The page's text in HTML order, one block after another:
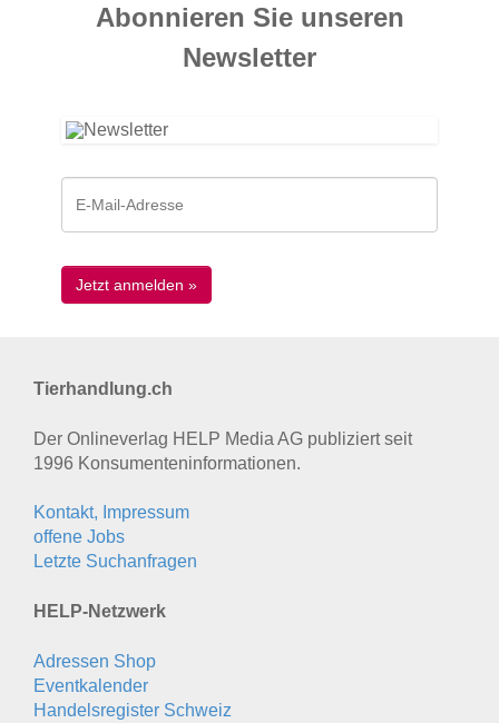
Abonnieren Sie unseren
News­letter
Tierhandlung.ch
Der Onlineverlag HELP Media AG publiziert seit
1996 Konsumenten­informationen.
Kontakt, Impressum
offene Jobs
Letzte Suchanfragen
HELP-Netzwerk
Adressen Shop
Eventkalender
Handelsregister Schweiz